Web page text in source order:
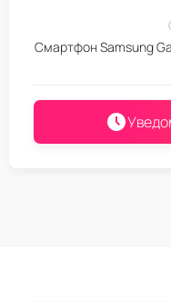
Смартфон Samsung